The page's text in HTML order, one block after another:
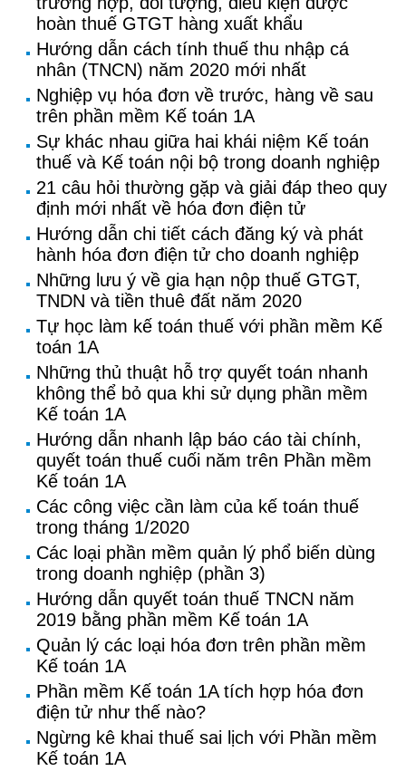
hoàn thuế GTGT hàng xuất khẩu
Hướng dẫn cách tính thuế thu nhập cá
nhân (TNCN) năm 2020 mới nhất
Nghiệp vụ hóa đơn về trước, hàng về sau
trên phần mềm Kế toán 1A
Sự khác nhau giữa hai khái niệm Kế toán
thuế và Kế toán nội bộ trong doanh nghiệp
21 câu hỏi thường gặp và giải đáp theo quy
định mới nhất về hóa đơn điện tử
Hướng dẫn chi tiết cách đăng ký và phát
hành hóa đơn điện tử cho doanh nghiệp
Những lưu ý về gia hạn nộp thuế GTGT,
TNDN và tiền thuê đất năm 2020
Tự học làm kế toán thuế với phần mềm Kế
toán 1A
Những thủ thuật hỗ trợ quyết toán nhanh
không thể bỏ qua khi sử dụng phần mềm
Kế toán 1A
Hướng dẫn nhanh lập báo cáo tài chính,
quyết toán thuế cuối năm trên Phần mềm
Kế toán 1A
Các công việc cần làm của kế toán thuế
trong tháng 1/2020
Các loại phần mềm quản lý phổ biến dùng
trong doanh nghiệp (phần 3)
Hướng dẫn quyết toán thuế TNCN năm
2019 bằng phần mềm Kế toán 1A
Quản lý các loại hóa đơn trên phần mềm
Kế toán 1A
Phần mềm Kế toán 1A tích hợp hóa đơn
điện tử như thế nào?
Ngừng kê khai thuế sai lịch với Phần mềm
Kế toán 1A